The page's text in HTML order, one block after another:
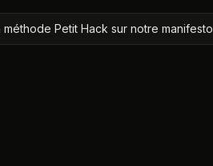
Petit Hack sur notre manifesto